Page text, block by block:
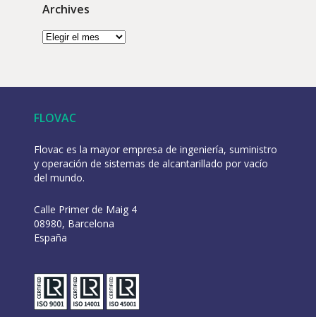
Archives
FLOVAC
Flovac es la mayor empresa de ingeniería, suministro
y operación de sistemas de alcantarillado por vacío
del mundo.
Calle Primer de Maig 4
08980, Barcelona
España